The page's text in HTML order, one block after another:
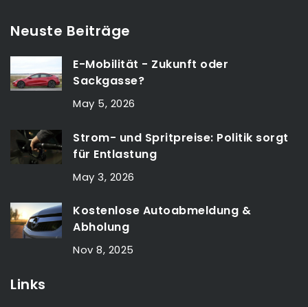
Neuste Beiträge
E-Mobilität - Zukunft oder
Sackgasse?
May 5, 2026
Strom- und Spritpreise: Politik sorgt
für Entlastung
May 3, 2026
Kostenlose Autoabmeldung &
Abholung
Nov 8, 2025
Links